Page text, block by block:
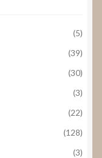
(5)
(39)
(30)
(3)
(22)
(128)
(3)